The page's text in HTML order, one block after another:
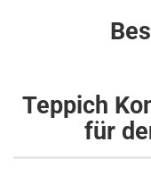
Teppich
für